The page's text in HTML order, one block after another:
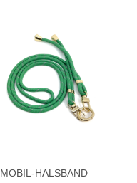
MOBIL-HALSBAND